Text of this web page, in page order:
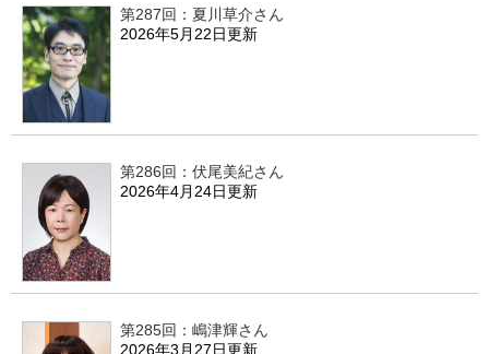
第287回：夏川草介さん
2026年5月22日更新
第286回：伏尾美紀さん
2026年4月24日更新
第285回：嶋津輝さん
2026年3月27日更新